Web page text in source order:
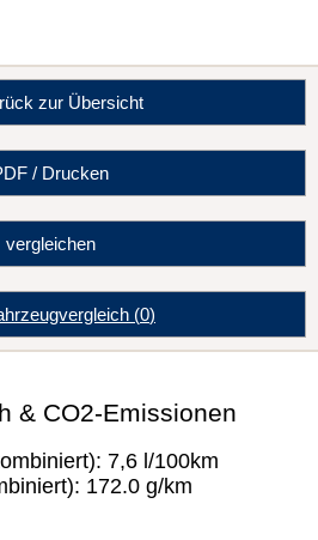
zur Übersicht
/ Drucken
vergleichen
(0)
& CO2-Emissionen
7,6 l/100km
172.0 g/km